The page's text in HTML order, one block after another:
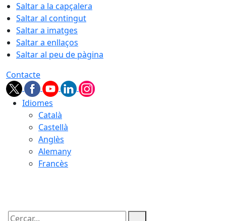
Saltar a la capçalera
Saltar al contingut
Saltar a imatges
Saltar a enllaços
Saltar al peu de pàgina
Contacte
Idiomes
Català
Castellà
Anglès
Alemany
Francès